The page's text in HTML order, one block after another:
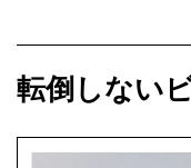
転倒しない